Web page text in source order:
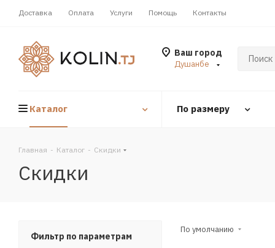
Доставка Оплата Услуги Помощь Контакты
Ваш город
Душанбе
Каталог По размеру
Главная - Каталог - Скидки
Скидки
По умолчанию
Фильтр по параметрам